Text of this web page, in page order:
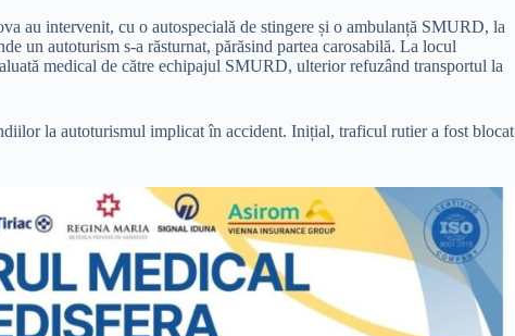
au intervenit, cu o autospecială de stingere și o ambulanță SMURD, la
un autoturism s-a răsturnat, părăsind partea carosabilă. La locul
medical de către echipajul SMURD, ulterior refuzând transportul la
la autoturismul implicat în accident. Inițial, traficul rutier a fost blocat